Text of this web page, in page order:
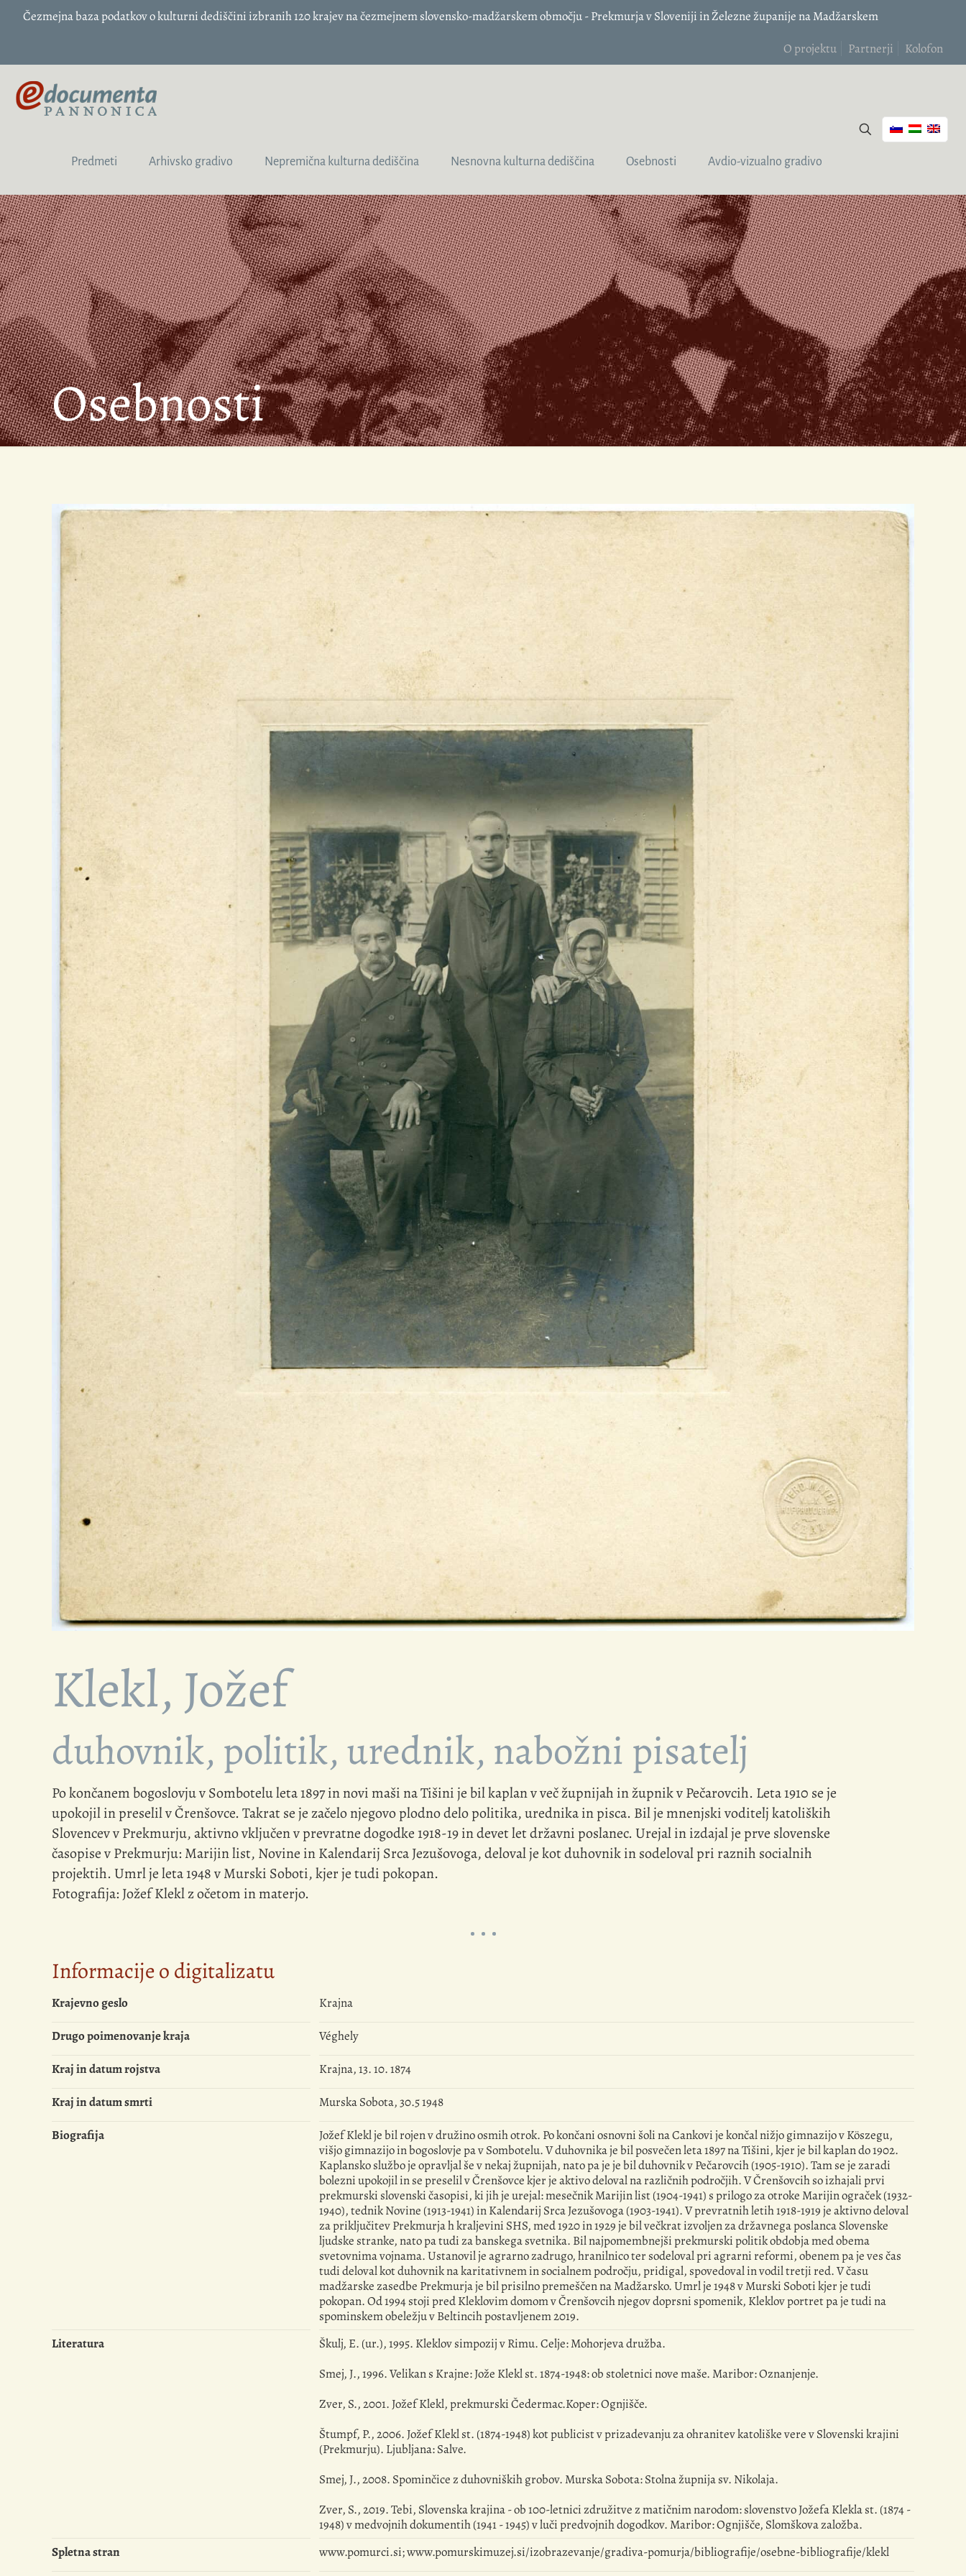
Čezmejna baza podatkov o kulturni dediščini izbranih 120 krajev na čezmejnem slovensko-madžarskem območju - Prekmurja v Sloveniji in Železne županije na Madžarskem
O projektu
Partnerji Kolofon
Predmeti Arhivsko gradivo Nepremična kulturna dediščina Nesnovna kulturna dediščina Osebnosti Avdio-vizualno gradivo
Osebnosti
Klekl, Jožef
duhovnik, politik, urednik, nabožni pisatelj
Po končanem bogoslovju v Sombotelu leta 1897 in novi maši na Tišini je bil kaplan v več župnijah in župnik v Pečarovcih. Leta 1910 se je
upokojil in preselil v Črenšovce. Takrat se je začelo njegovo plodno delo politika, urednika in pisca. Bil je mnenjski voditelj katoliških
Slovencev v Prekmurju, aktivno vključen v prevratne dogodke 1918-19 in devet let državni poslanec. Urejal in izdajal je prve slovenske
časopise v Prekmurju: Marijin list, Novine in Kalendarij Srca Jezušovoga, deloval je kot duhovnik in sodeloval pri raznih socialnih
projektih. Umrl je leta 1948 v Murski Soboti, kjer je tudi pokopan.
Fotografija: Jožef Klekl z očetom in materjo.
Informacije o digitalizatu
Krajevno geslo
Krajna
Drugo poimenovanje kraja
Véghely
Kraj in datum rojstva
Krajna, 13. 10. 1874
Kraj in datum smrti
Murska Sobota, 30.5 1948
Biografija
Jožef Klekl je bil rojen v družino osmih otrok. Po končani osnovni šoli na Cankovi je končal nižjo gimnazijo v Köszegu,
višjo gimnazijo in bogoslovje pa v Sombotelu. V duhovnika je bil posvečen leta 1897 na Tišini, kjer je bil kaplan do 1902.
Kaplansko službo je opravljal še v nekaj župnijah, nato pa je je bil duhovnik v Pečarovcih (1905-1910). Tam se je zaradi
bolezni upokojil in se preselil v Črenšovce kjer je aktivo deloval na različnih področjih. V Črenšovcih so izhajali prvi
prekmurski slovenski časopisi, ki jih je urejal: mesečnik Marijin list (1904-1941) s prilogo za otroke Marijin ograček (1932-
1940), tednik Novine (1913-1941) in Kalendarij Srca Jezušovoga (1903-1941). V prevratnih letih 1918-1919 je aktivno deloval
za priključitev Prekmurja h kraljevini SHS, med 1920 in 1929 je bil večkrat izvoljen za državnega poslanca Slovenske
ljudske stranke, nato pa tudi za banskega svetnika. Bil najpomembnejši prekmurski politik obdobja med obema
svetovnima vojnama. Ustanovil je agrarno zadrugo, hranilnico ter sodeloval pri agrarni reformi, obenem pa je ves čas
tudi deloval kot duhovnik na karitativnem in socialnem področju, pridigal, spovedoval in vodil tretji red. V času
madžarske zasedbe Prekmurja je bil prisilno premeščen na Madžarsko. Umrl je 1948 v Murski Soboti kjer je tudi
pokopan. Od 1994 stoji pred Kleklovim domom v Črenšovcih njegov doprsni spomenik, Kleklov portret pa je tudi na
spominskem obeležju v Beltincih postavljenem 2019.
Literatura
Škulj, E. (ur.), 1995. Kleklov simpozij v Rimu. Celje: Mohorjeva družba.
Smej, J., 1996. Velikan s Krajne: Jože Klekl st. 1874-1948: ob stoletnici nove maše. Maribor: Oznanjenje.
Zver, S., 2001. Jožef Klekl, prekmurski Čedermac.Koper: Ognjišče.
Štumpf, P., 2006. Jožef Klekl st. (1874-1948) kot publicist v prizadevanju za ohranitev katoliške vere v Slovenski krajini
(Prekmurju). Ljubljana: Salve.
Smej, J., 2008. Spominčice z duhovniških grobov. Murska Sobota: Stolna župnija sv. Nikolaja.
Zver, S., 2019. Tebi, Slovenska krajina - ob 100-letnici združitve z matičnim narodom: slovenstvo Jožefa Klekla st. (1874 -
1948) v medvojnih dokumentih (1941 - 1945) v luči predvojnih dogodkov. Maribor: Ognjišče, Slomškova založba.
Spletna stran
www.pomurci.si; www.pomurskimuzej.si/izobrazevanje/gradiva-pomurja/bibliografije/osebne-bibliografije/klekl